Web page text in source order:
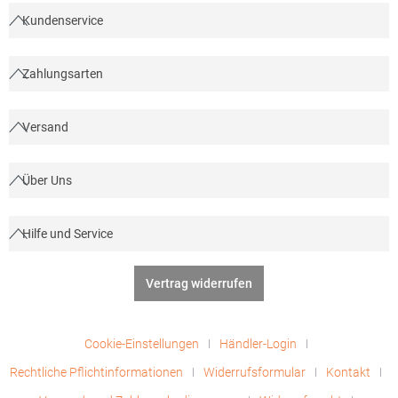
sales@beechfield.comMaterialzusammensetzung: 100%
Polyester
Kundenservice
Zahlungsarten
Versand
Über Uns
Hilfe und Service
Vertrag widerrufen
Cookie-Einstellungen
Händler-Login
Rechtliche Pflichtinformationen
Widerrufsformular
Kontakt